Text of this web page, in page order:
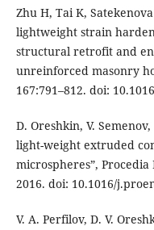
Zhu H, Tai K,
lightweight strain
structural retrofit and
unreinforced masonry
167:791–812. doi:
D. Oreshkin, V.
light-weight extruded
microspheres”,
2016. doi: 10.1016/
V. A. Perfilov, D. V.